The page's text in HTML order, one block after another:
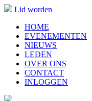
Lid worden
HOME
EVENEMENTEN
NIEUWS
LEDEN
OVER ONS
CONTACT
INLOGGEN